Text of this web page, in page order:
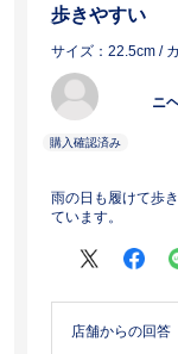
歩きやすい
サイズ：22.5cm /
ニ
雨の日も履けて歩
ています。
店舗からの回答